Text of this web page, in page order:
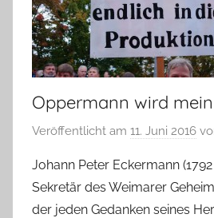
Oppermann wird
Veröffentlicht am 11. Juni 2016
Johann Peter Eckermann
Sekretär des Weimarer
der jeden Gedanken seines